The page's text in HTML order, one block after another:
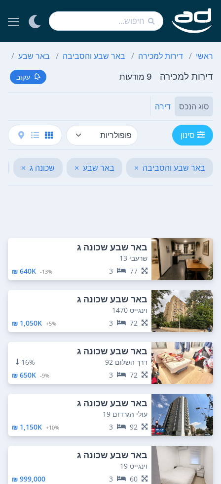
ראשי דירות למכירה באר שבע והסביבה באר שבע
דירות למכירה 9 מודעות עקוב
סוג הנכס דירה
סינון
באר שבע והסביבה × באר שבע × שכונה ג ×
באר שבע שכונה ג
שרעבי 13
77
3
13%-
640K ₪
באר שבע שכונה ג
וינגייט 1470
72
3
5%+
1,050K ₪
באר שבע שכונה ג
דרך השלום 92
16%
72
3
9%-
650K ₪
באר שבע שכונה ג
עולי הגרדום 19
92
3
10%+
1,150K ₪
באר שבע שכונה ג
וינגייט 19
60
3
999,000 ₪